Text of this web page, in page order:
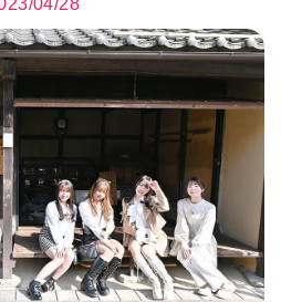
バシーポリシー
04/28